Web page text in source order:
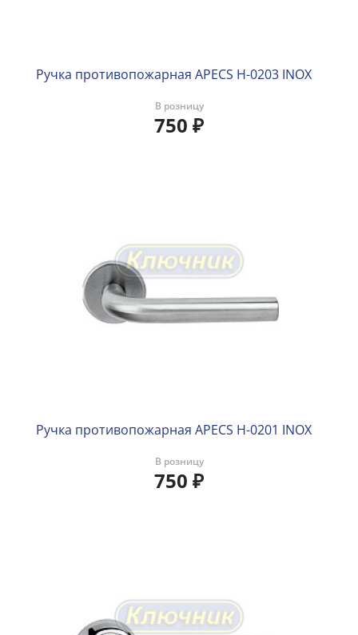
Ручка противопожарная APECS H-0203 INOX
В розницу
750 ₽
Ручка противопожарная APECS H-0201 INOX
В розницу
750 ₽